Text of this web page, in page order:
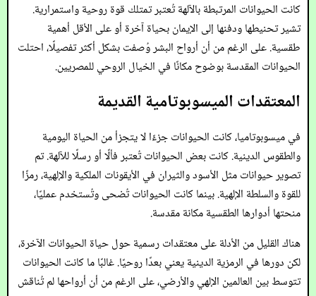
كانت الحيوانات المرتبطة بالآلهة تُعتبر تمتلك قوة روحية واستمرارية.
تشير تحنيطها ودفنها إلى الإيمان بحياة آخرة أو على الأقل أهمية
طقسية. على الرغم من أن أرواح البشر وُصفت بشكل أكثر تفصيلًا، احتلت
الحيوانات المقدسة بوضوح مكانًا في الخيال الروحي للمصريين.
المعتقدات الميسوبوتامية القديمة
في ميسوبوتاميا، كانت الحيوانات جزءًا لا يتجزأ من الحياة اليومية
والطقوس الدينية. كانت بعض الحيوانات تُعتبر فألًا أو رسلًا للآلهة. تم
تصوير حيوانات مثل الأسود والثيران في الأيقونات الملكية والإلهية، رمزًا
للقوة والسلطة الإلهية. بينما كانت الحيوانات تُضحى وتُستخدم عمليًا،
منحتها أدوارها الطقسية مكانة مقدسة.
هناك القليل من الأدلة على معتقدات رسمية حول حياة الحيوانات الآخرة،
لكن دورها في الرمزية الدينية يعني بعدًا روحيًا. غالبًا ما كانت الحيوانات
تتوسط بين العالمين الإلهي والأرضي، على الرغم من أن أرواحها لم تُناقش